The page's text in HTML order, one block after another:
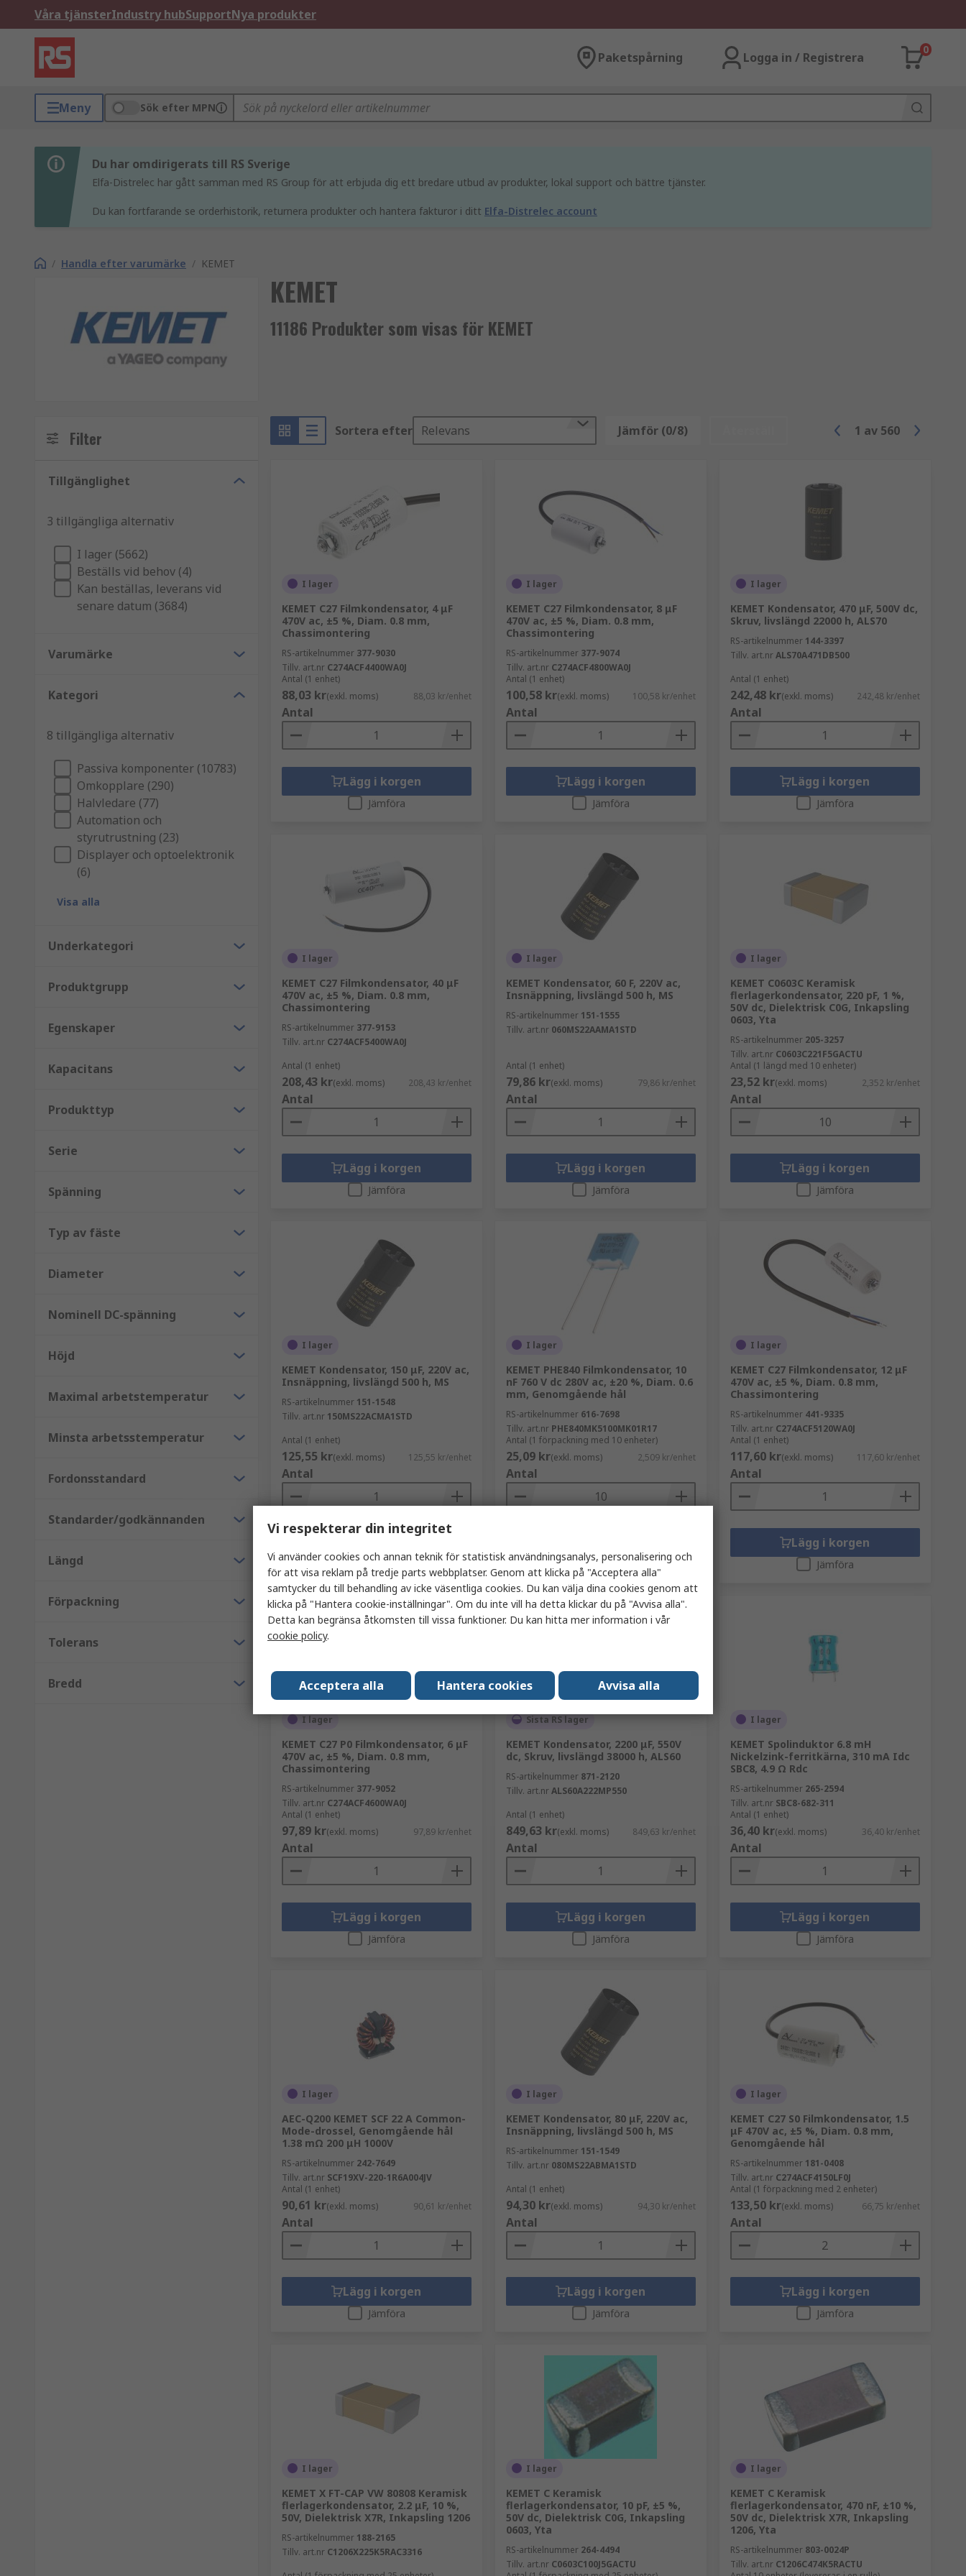
Våra tjänsterIndustry hubSupportNya produkter
Paketspårning Logga in / Registrera
0
Meny Sök efter MPN
Du har omdirigerats till RS Sverige
Elfa-Distrelec har gått samman med RS Group för att erbjuda dig ett bredare utbud av produkter, lokal support och bättre tjänster.
Du kan fortfarande se orderhistorik, returnera produkter och hantera fakturor i ditt Elfa-Distrelec account
/ Handla efter varumärke / KEMET
KEMET
11186 Produkter som visas för KEMET
Filter
Tillgänglighet
3 tillgängliga alternativ
I lager (5662)
Beställs vid behov (4)
Kan beställas, leverans vid
senare datum (3684)
Varumärke
Kategori
8 tillgängliga alternativ
Passiva komponenter (10783)
Omkopplare (290)
Halvledare (77)
Automation och
styrutrustning (23)
Displayer och optoelektronik
(6)
Visa alla
Underkategori
Produktgrupp
Egenskaper
Kapacitans
Produkttyp
Serie
Spänning
Typ av fäste
Diameter
Nominell DC-spänning
Höjd
Maximal arbetstemperatur
Minsta arbetsstemperatur
Fordonsstandard
Standarder/godkännanden
Längd
Förpackning
Tolerans
Bredd
Sortera efter Relevans Jämför (0/8) 1 av 560
I lager
KEMET C27 Filmkondensator, 4 μF
470V ac, ±5 %, Diam. 0.8 mm,
Chassimontering
RS-artikelnummer 377-9030
Tillv. art.nr C274ACF4400WA0J
Antal (1 enhet)
88,03 kr(exkl. moms) 88,03 kr/enhet
Antal
Lägg i korgen
Jämföra
I lager
KEMET C27 Filmkondensator, 8 μF
470V ac, ±5 %, Diam. 0.8 mm,
Chassimontering
RS-artikelnummer 377-9074
Tillv. art.nr C274ACF4800WA0J
Antal (1 enhet)
100,58 kr(exkl. moms) 100,58 kr/enhet
Antal
Lägg i korgen
Jämföra
I lager
KEMET Kondensator, 470 μF, 500V dc,
Skruv, livslängd 22000 h, ALS70
RS-artikelnummer 144-3397
Tillv. art.nrALS70A471DB500
Antal (1 enhet)
242,48 kr(exkl. moms) 242,48 kr/enhet
Antal
Lägg i korgen
Jämföra
I lager
KEMET C27 Filmkondensator, 40 μF
470V ac, ±5 %, Diam. 0.8 mm,
Chassimontering
RS-artikelnummer 377-9153
Tillv. art.nr C274ACF5400WA0J
Antal (1 enhet)
208,43 kr(exkl. moms) 208,43 kr/enhet
Antal
Lägg i korgen
Jämföra
I lager
KEMET Kondensator, 60 F, 220V ac,
Insnäppning, livslängd 500 h, MS
RS-artikelnummer 151-1555
Tillv. art.nr 060MS22AAMA1STD
Antal (1 enhet)
79,86 kr(exkl. moms) 79,86 kr/enhet
Antal
Lägg i korgen
Jämföra
I lager
KEMET C0603C Keramisk
flerlagerkondensator, 220 pF, 1 %,
50V dc, Dielektrisk C0G, Inkapsling
0603, Yta
RS-artikelnummer 205-3257
Tillv. art.nr C0603C221F5GACTU
Antal (1 längd med 10 enheter)
23,52 kr(exkl. moms) 2,352 kr/enhet
Antal
Lägg i korgen
Jämföra
I lager
KEMET Kondensator, 150 μF, 220V ac,
Insnäppning, livslängd 500 h, MS
RS-artikelnummer 151-1548
Tillv. art.nr 150MS22ACMA1STD
Antal (1 enhet)
125,55 kr(exkl. moms) 125,55 kr/enhet
Antal
Jämföra
I lager
KEMET PHE840 Filmkondensator, 10
nF 760 V dc 280V ac, ±20 %, Diam. 0.6
mm, Genomgående hål
RS-artikelnummer 616-7698
Tillv. art.nr PHE840MK5100MK01R17
Antal (1 förpackning med 10 enheter)
25,09 kr(exkl. moms) 2,509 kr/enhet
Antal
Jämföra
I lager
KEMET C27 Filmkondensator, 12 μF
470V ac, ±5 %, Diam. 0.8 mm,
Chassimontering
RS-artikelnummer 441-9335
Tillv. art.nr C274ACF5120WA0J
Antal (1 enhet)
117,60 kr(exkl. moms) 117,60 kr/enhet
Antal
Lägg i korgen
Jämföra
I lager
KEMET C27 P0 Filmkondensator, 6 μF
470V ac, ±5 %, Diam. 0.8 mm,
Chassimontering
RS-artikelnummer 377-9052
Tillv. art.nr C274ACF4600WA0J
Antal (1 enhet)
97,89 kr(exkl. moms) 97,89 kr/enhet
Antal
Lägg i korgen
Jämföra
Sista RS lager
KEMET Kondensator, 2200 μF, 550V
dc, Skruv, livslängd 38000 h, ALS60
RS-artikelnummer 871-2120
Tillv. art.nrALS60A222MP550
Antal (1 enhet)
849,63 kr(exkl. moms) 849,63 kr/enhet
Antal
Lägg i korgen
Jämföra
I lager
KEMET Spolinduktor 6.8 mH
Nickelzink-ferritkärna, 310 mA Idc
SBC8, 4.9 Ω Rdc
RS-artikelnummer 265-2594
Tillv. art.nr SBC8-682-311
Antal (1 enhet)
36,40 kr(exkl. moms) 36,40 kr/enhet
Antal
Lägg i korgen
Jämföra
I lager
AEC-Q200 KEMET SCF 22 A Common-
Mode-drossel, Genomgående hål
1.38 mΩ 200 μH 1000V
RS-artikelnummer 242-7649
Tillv. art.nr SCF19XV-220-1R6A004JV
Antal (1 enhet)
90,61 kr(exkl. moms) 90,61 kr/enhet
Antal
Lägg i korgen
Jämföra
I lager
KEMET Kondensator, 80 μF, 220V ac,
Insnäppning, livslängd 500 h, MS
RS-artikelnummer 151-1549
Tillv. art.nr 080MS22ABMA1STD
Antal (1 enhet)
94,30 kr(exkl. moms) 94,30 kr/enhet
Antal
Lägg i korgen
Jämföra
I lager
KEMET C27 S0 Filmkondensator, 1.5
μF 470V ac, ±5 %, Diam. 0.8 mm,
Genomgående hål
RS-artikelnummer 181-0408
Tillv. art.nr C274ACF4150LF0J
Antal (1 förpackning med 2 enheter)
133,50 kr(exkl. moms) 66,75 kr/enhet
Antal
Lägg i korgen
Jämföra
I lager
KEMET X FT-CAP VW 80808 Keramisk
flerlagerkondensator, 2.2 μF, 10 %,
50V, Dielektrisk X7R, Inkapsling 1206
RS-artikelnummer 188-2165
Tillv. art.nr C1206X225K5RAC3316
I lager
KEMET C Keramisk
flerlagerkondensator, 10 pF, ±5 %,
50V dc, Dielektrisk C0G, Inkapsling
0603, Yta
RS-artikelnummer 264-4494
Tillv. art.nr C0603C100J5GACTU
I lager
KEMET C Keramisk
flerlagerkondensator, 470 nF, ±10 %,
50V dc, Dielektrisk X7R, Inkapsling
1206, Yta
RS-artikelnummer 803-0024P
Tillv. art.nr C1206C474K5RACTU
Vi respekterar din integritet
Vi använder cookies och annan teknik för statistisk användningsanalys, personalisering och
för att visa reklam på tredje parts webbplatser. Genom att klicka på "Acceptera alla"
samtycker du till behandling av icke väsentliga cookies. Du kan välja dina cookies genom att
klicka på "Hantera cookie-inställningar". Om du inte vill ha detta klickar du på "Avvisa alla".
Detta kan begränsa åtkomsten till vissa funktioner. Du kan hitta mer information i vår
cookie policy.
Acceptera alla Hantera cookies Avvisa alla